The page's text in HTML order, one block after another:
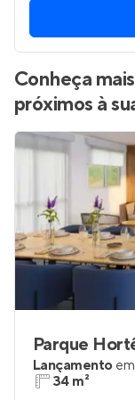
Conheça
próximos à
Parque
Lançamento em
34 m²